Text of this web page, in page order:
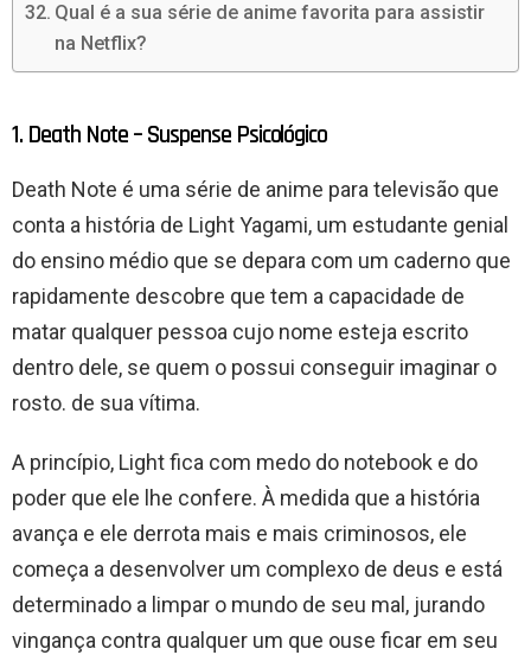
Qual é a sua série de anime favorita para assistir
na Netflix?
1. Death Note – Suspense Psicológico
Death Note é uma série de anime para televisão que
conta a história de Light Yagami, um estudante genial
do ensino médio que se depara com um caderno que
rapidamente descobre que tem a capacidade de
matar qualquer pessoa cujo nome esteja escrito
dentro dele, se quem o possui conseguir imaginar o
rosto. de sua vítima.
A princípio, Light fica com medo do notebook e do
poder que ele lhe confere. À medida que a história
avança e ele derrota mais e mais criminosos, ele
começa a desenvolver um complexo de deus e está
determinado a limpar o mundo de seu mal, jurando
vingança contra qualquer um que ouse ficar em seu